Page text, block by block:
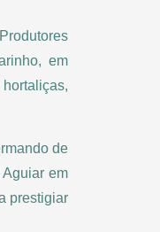
em
de
em
prestigiar